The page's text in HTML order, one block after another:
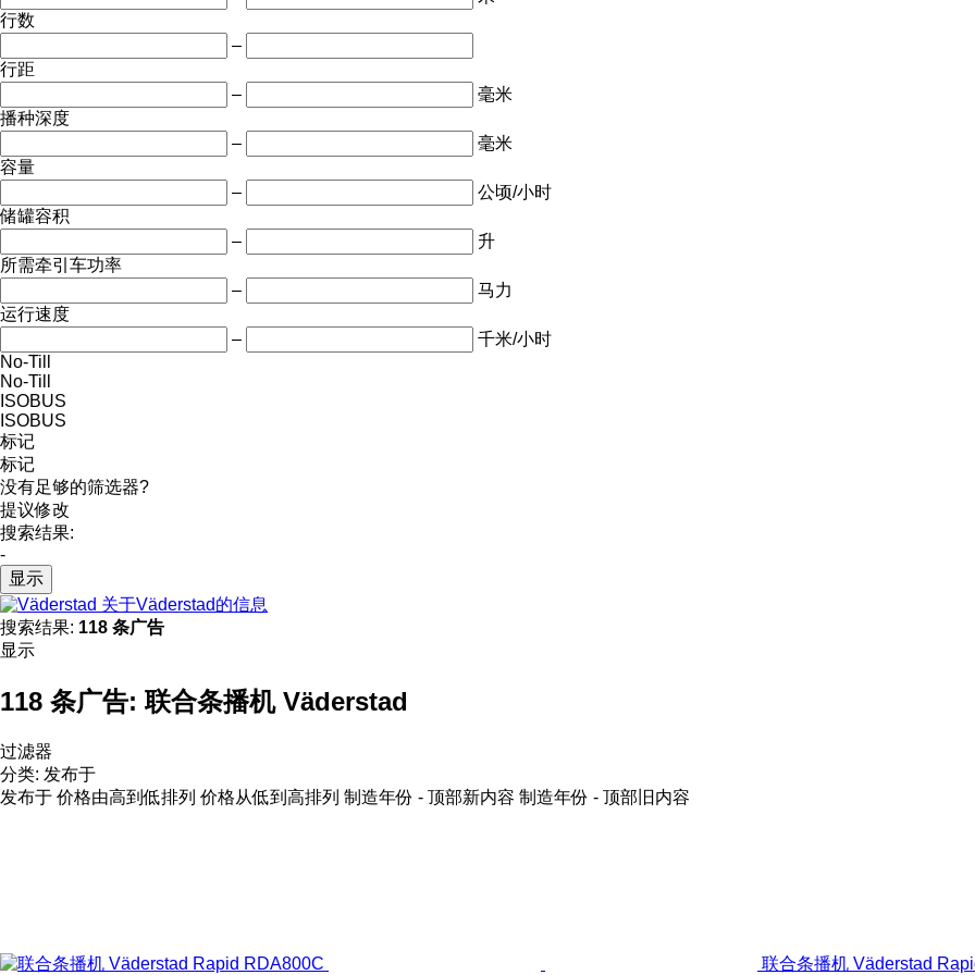
行数
–
行距
–
毫米
播种深度
–
毫米
容量
–
公顷/小时
储罐容积
–
升
所需牵引车功率
–
马力
运行速度
–
千米/小时
No-Till
No-Till
ISOBUS
ISOBUS
标记
标记
没有足够的筛选器?
提议修改
搜索结果:
-
显示
关于Väderstad的信息
搜索结果: 118 条广告
显示
118 条广告:联合条播机 Väderstad
过滤器
分类: 发布于
发布于 价格由高到低排列 价格从低到高排列 制造年份 - 顶部新内容 制造年份 - 顶部旧内容
联合条播机 Väderstad